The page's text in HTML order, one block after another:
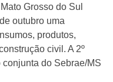
Grosso do Sul
outubro uma
produtos,
civil. A 2º
do Sebrae/MS